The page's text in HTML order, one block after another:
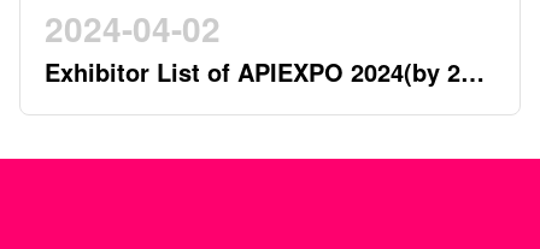
2024-04-02
Exhibitor List of APIEXPO 2024(by 2nd
April)